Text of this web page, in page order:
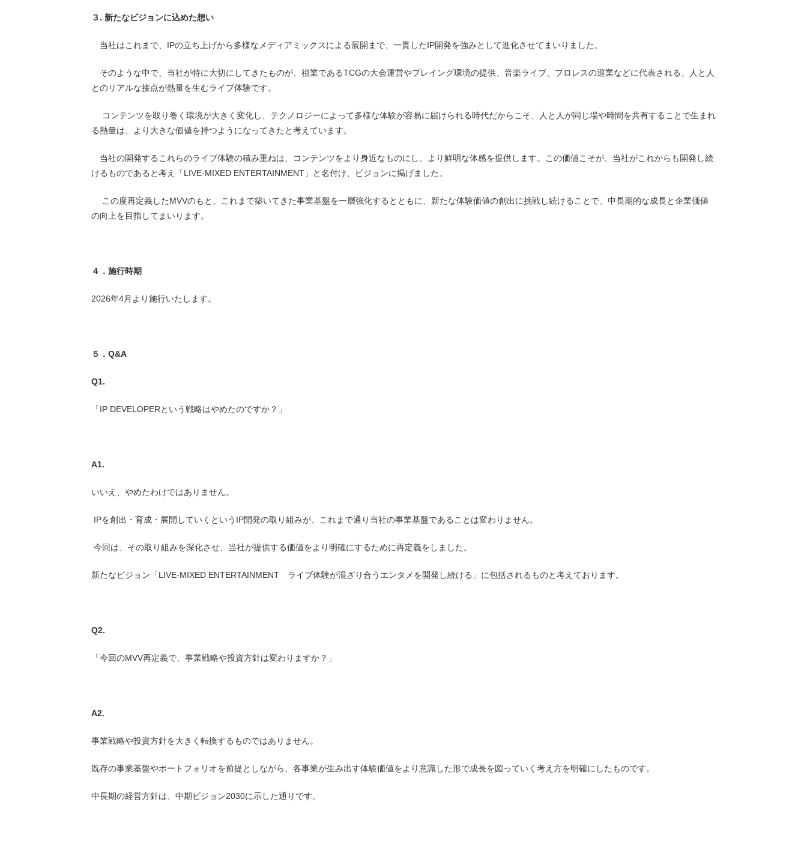
３. 新たなビジョンに込めた想い
当社はこれまで、IPの立ち上げから多様なメディアミックスによる展開まで、一貫したIP開発を強みとして進化させてまいりました。
そのような中で、当社が特に大切にしてきたものが、祖業であるTCGの大会運営やプレイング環境の提供、音楽ライブ、プロレスの巡業などに代表される、人と人
とのリアルな接点が熱量を生むライブ体験です。
コンテンツを取り巻く環境が大きく変化し、テクノロジーによって多様な体験が容易に届けられる時代だからこそ、人と人が同じ場や時間を共有することで生まれ
る熱量は、より大きな価値を持つようになってきたと考えています。
当社の開発するこれらのライブ体験の積み重ねは、コンテンツをより身近なものにし、より鮮明な体感を提供します。この価値こそが、当社がこれからも開発し続
けるものであると考え「LIVE-MIXED ENTERTAINMENT」と名付け、ビジョンに掲げました。
この度再定義したMVVのもと、これまで築いてきた事業基盤を一層強化するとともに、新たな体験価値の創出に挑戦し続けることで、中長期的な成長と企業価値
の向上を目指してまいります。
４．施行時期
2026年4月より施行いたします。
５．Q&A
Q1.
「IP DEVELOPERという戦略はやめたのですか？」
A1.
いいえ、やめたわけではありません。
IPを創出・育成・展開していくというIP開発の取り組みが、これまで通り当社の事業基盤であることは変わりません。
今回は、その取り組みを深化させ、当社が提供する価値をより明確にするために再定義をしました。
新たなビジョン「LIVE-MIXED ENTERTAINMENT ライブ体験が混ざり合うエンタメを開発し続ける」に包括されるものと考えております。
Q2.
「今回のMVV再定義で、事業戦略や投資方針は変わりますか？」
A2.
事業戦略や投資方針を大きく転換するものではありません。
既存の事業基盤やポートフォリオを前提としながら、各事業が生み出す体験価値をより意識した形で成長を図っていく考え方を明確にしたものです。
中長期の経営方針は、中期ビジョン2030に示した通りです。